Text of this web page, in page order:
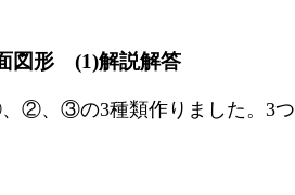
図形 (1)解説解答
②、③の3種類作りました。3